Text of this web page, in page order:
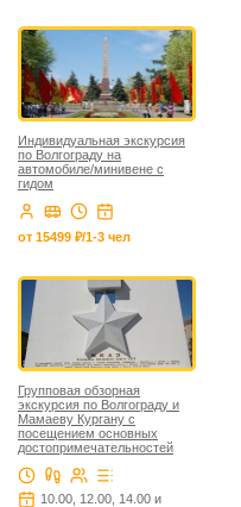
Индивидуальная экскурсия
по Волгограду на
автомобиле/минивене с
гидом
от 15499 ₽/1-3 чел
Групповая обзорная
экскурсия по Волгограду и
Мамаеву Кургану с
посещением основных
достопримечательностей
10.00, 12.00, 14.00 и